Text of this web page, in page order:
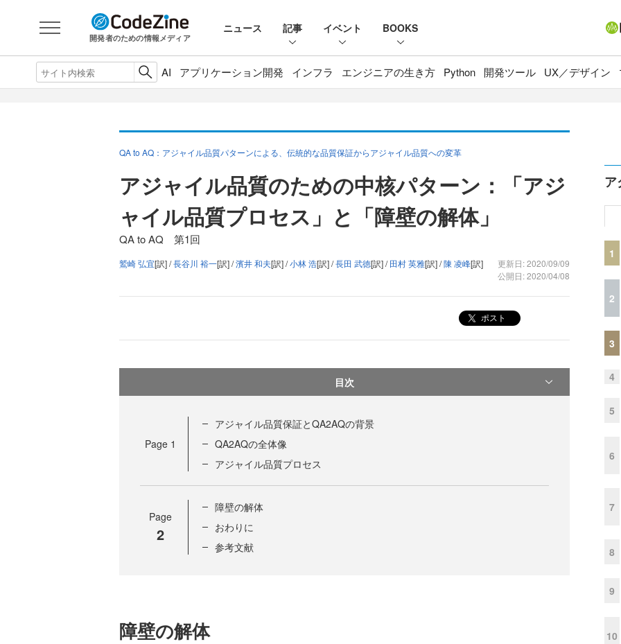
開発者のための情報メディア
ニュース 記事 イベント BOOKS
AI アプリケーション開発 インフラ エンジニアの生き方 Python 開発ツール UX／デザイン
QA to AQ：アジャイル品質パターンによる、伝統的な品質保証からアジャイル品質への変革
アジャイル品質のための中核パターン：「アジ
ャイル品質プロセス」と「障壁の解体」
QA to AQ 第1回
鷲崎 弘宜[訳] /長谷川 裕一[訳] /濱井 和夫[訳] /小林 浩[訳] /長田 武徳[訳] /田村 英雅[訳] /陳 凌峰[訳]
更新日: 2020/09/09
公開日: 2020/04/08
ポスト
目次
Page 1
アジャイル品質保証とQA2AQの背景
QA2AQの全体像
アジャイル品質プロセス
Page
2
障壁の解体
おわりに
参考文献
障壁の解体
ア
1
2
3
4
5
6
7
8
9
10